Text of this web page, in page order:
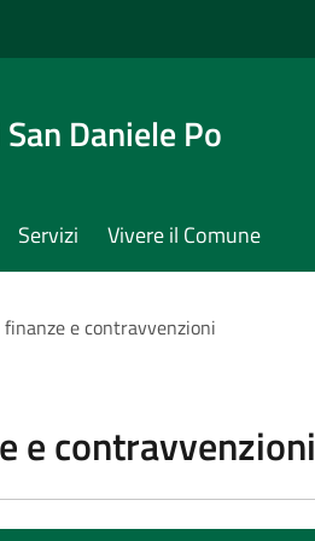
Daniele Po
Servizi Vivere il Comune
e contravvenzioni
e contravvenzioni